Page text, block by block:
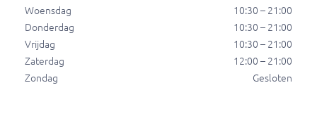
Coca-Cola 1.5L
incl. statiegeld (€ 0.25)
€ 5,00
Woensdag
10:30 – 21:00
Donderdag
10:30 – 21:00
Vrijdag
10:30 – 21:00
Zaterdag
12:00 – 21:00
Zondag
Gesloten